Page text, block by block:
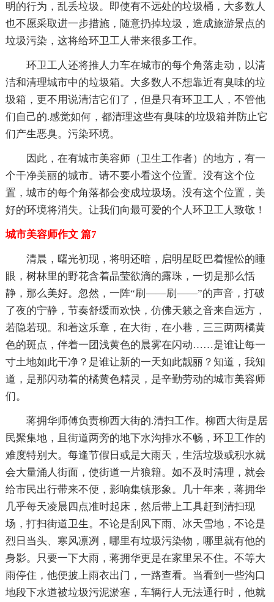
明的行为，乱丢垃圾。即使有不远处的垃圾桶，大多数人
也不愿采取进一步措施，随意扔掉垃圾，造成旅游景点的
垃圾污染，这将给环卫工人带来很多工作。
环卫工人还将推人力车在城市的每个角落走动，以清
洁和清理城市中的垃圾箱。大多数人不想靠近有臭味的垃
圾箱，更不用说清洁它们了，但是只有环卫工人，不管他
们自己的.感觉如何，都清理这些有臭味的垃圾箱并防止它
们产生恶臭。污染环境。
因此，在有城市美容师（卫生工作者）的地方，有一
个干净美丽的城市。请不要小看这个位置。没有这个位
置，城市的每个角落都会变成垃圾场。没有这个位置，美
好的环境将消失。让我们向最可爱的个人环卫工人致敬！
城市美容师作文 篇7
清晨，曙光初现，将明还暗，启明星眨巴着惺忪的睡
眼，树林里的野花含着晶莹欲滴的露珠，一切是那么恬
静，那么美好。忽然，一阵“刷——刷——”的声音，打破
了夜的宁静，节奏舒缓而欢快，仿佛天籁之音来自远方，
若隐若现。和着这乐章，在大街，在小巷，三三两两橘黄
色的斑点，伴着一团浅黄色的晨雾在闪动……是谁让每一
寸土地如此干净？是谁让新的一天如此靓丽？知道，我知
道，是那闪动着的橘黄色精灵，是辛勤劳动的城市美容师
们。
蒋拥华师傅负责柳西大街的.清扫工作。柳西大街是居
民聚集地，且街道两旁的地下水沟排水不畅，环卫工作的
难度特别大。每逢节假日或是大雨天，生活垃圾或积水就
会大量涌人街面，使街道一片狼籍。如不及时清理，就会
给市民出行带来不便，影响集镇形象。几十年来，蒋拥华
几乎每天凌晨四点准时起床，然后带上工具赶到清扫现
场，打扫街道卫生。不论是刮风下雨、冰天雪地，不论是
烈日当头、寒风凛冽，哪里有垃圾污染物，哪里就有他的
身影。只要一下大雨，蒋拥华更是在家里呆不住。不等大
雨停住，他便披上雨衣出门，一路查看。当看到一些沟口
地段下水道被垃圾污泥淤塞，车辆行人无法通行时，他就